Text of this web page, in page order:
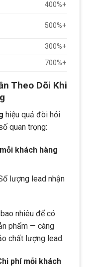
400%+
500%+
300%+
700%+
Theo Dõi Khi
hiệu quả đòi hỏi
quan trọng:
khách hàng
lượng lead nhận
nhiêu để có
phẩm — càng
chất lượng lead.
phí mỗi khách